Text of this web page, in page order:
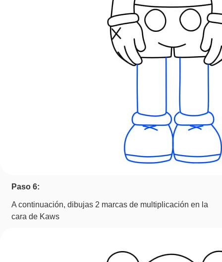
Paso 6:
A continuación, dibujas 2 marcas de multiplicación en la
cara de Kaws